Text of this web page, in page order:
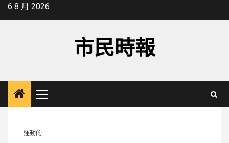
Skip6 8 月 2026
市民時報
Primary
Menu
運動的